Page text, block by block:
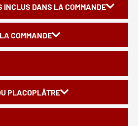
INCLUS DANS LA COMMANDE
COMMANDE
PLACOPLÂTRE